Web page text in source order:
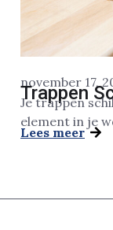
november 17,
Trappen
Je trappen
element in je
Lees meer